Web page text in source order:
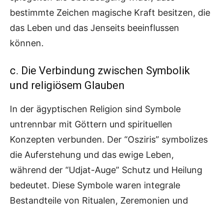
bestimmte Zeichen magische Kraft besitzen, die
das Leben und das Jenseits beeinflussen
können.
c. Die Verbindung zwischen Symbolik
und religiösem Glauben
In der ägyptischen Religion sind Symbole
untrennbar mit Göttern und spirituellen
Konzepten verbunden. Der “Osziris” symbolizes
die Auferstehung und das ewige Leben,
während der “Udjat-Auge” Schutz und Heilung
bedeutet. Diese Symbole waren integrale
Bestandteile von Ritualen, Zeremonien und